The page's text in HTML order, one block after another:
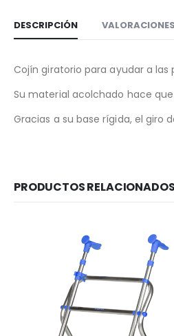
DESCRIPCIÓN
Cojín giratorio para ayudar a
Su material acolchado hace
Gracias a su base rígida, el giro
PRODUCTOS RELACIONADOS